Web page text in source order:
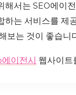
해서는 SEO에이
는 서비스를 제
보는 것이 좋습니
이전시 웹사이트